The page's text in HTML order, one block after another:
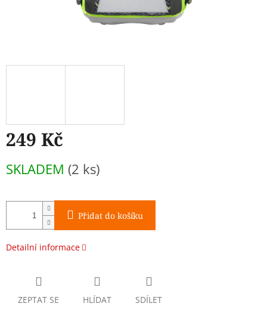
249 Kč
cena:
SKLADEM (2 ks)
Přidat do košíku
Detailní informace
ZEPTAT SE HLÍDAT SDÍLET